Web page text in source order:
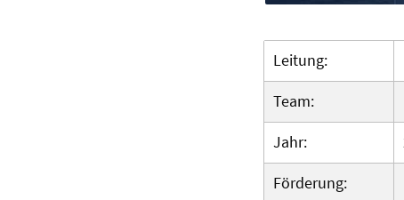
Leitung:
Team:
Jahr:
Förderung: